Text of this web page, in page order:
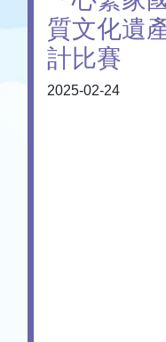
質文化遺
計比賽
2025-02-24